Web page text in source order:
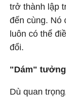
trở thành lập
đến cùng. Nó
luôn có thể
đổi.
"Dám"
Dù quan